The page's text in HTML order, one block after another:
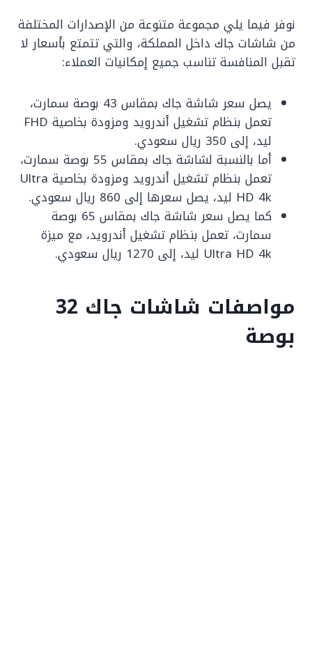
نوفر فيما يلي مجموعة متنوعة من الإصدارات المختلفة
من شاشات جاك داخل المملكة، والتي تتمتع بأسعار لا
تقبل المنافسة تناسب جميع إمكانيات العملاء:
يصل سعر شاشة جاك بمقاس 43 بوصة سمارت،
تعمل بنظام تشغيل أندرويد ومزودة بخاصية FHD
ليد، إلى 350 ريال سعودي.
أما بالنسبة لشاشة جاك بمقاس 55 بوصة سمارت،
تعمل بنظام تشغيل أندرويد ومزودة بخاصية Ultra
HD 4k ليد، يصل سعرها إلى 860 ريال سعودي.
كما يصل سعر شاشة جاك بمقاس 65 بوصة
سمارت، تعمل بنظام تشغيل أندرويد، مع ميزة
Ultra HD 4k ليد، إلى 1270 ريال سعودي.
مواصفات شاشات جاك 32
بوصة